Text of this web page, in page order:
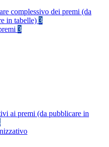
complessivo dei premi (da
in tabelle) 3
3
ai premi (da pubblicare in